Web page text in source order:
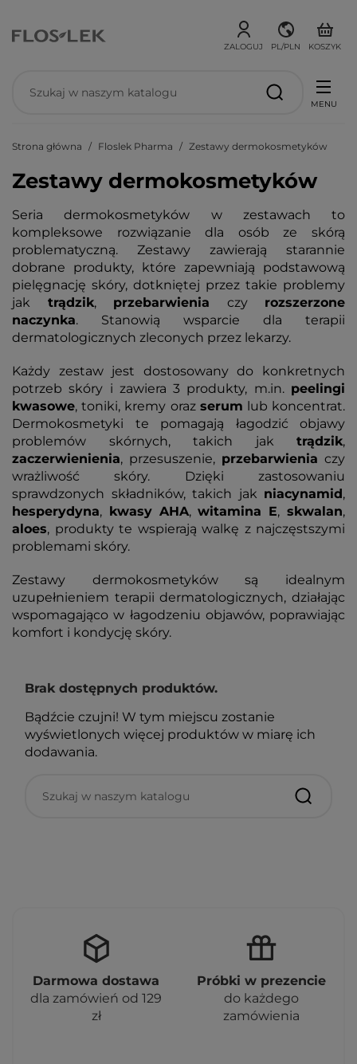
ZALOGUJ PL/PLN KOSZYK
MENU
Strona główna Floslek Pharma Zestawy dermokosmetyków
Zestawy dermokosmetyków
Seria dermokosmetyków w zestawach to
kompleksowe rozwiązanie dla osób ze skórą
problematyczną. Zestawy zawierają starannie
dobrane produkty, które zapewniają podstawową
pielęgnację skóry, dotkniętej przez takie problemy
jak trądzik, przebarwienia czy rozszerzone
naczynka. Stanowią wsparcie dla terapii
dermatologicznych zleconych przez lekarzy.
Każdy zestaw jest dostosowany do konkretnych
potrzeb skóry i zawiera 3 produkty, m.in. peelingi
kwasowe, toniki, kremy oraz serum lub koncentrat.
Dermokosmetyki te pomagają łagodzić objawy
problemów skórnych, takich jak trądzik,
zaczerwienienia, przesuszenie, przebarwienia czy
wrażliwość skóry. Dzięki zastosowaniu
sprawdzonych składników, takich jak niacynamid,
hesperydyna, kwasy AHA,witamina E,skwalan,
aloes, produkty te wspierają walkę z najczęstszymi
problemami skóry.
Zestawy dermokosmetyków są idealnym
uzupełnieniem terapii dermatologicznych, działając
wspomagająco w łagodzeniu objawów, poprawiając
komfort i kondycję skóry.
Brak dostępnych produktów.
Bądźcie czujni! W tym miejscu zostanie
wyświetlonych więcej produktów w miarę ich
dodawania.
Darmowa dostawa
dla zamówień od 129
zł
Próbki w prezencie
do każdego
zamówienia